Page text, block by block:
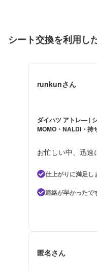
シート交換を利用し
runkunさん
ダイハツ アトレ― |
MOMO・NALDI・持
お忙しい中、迅速
仕上がりに満足し
連絡が早かったで
匿名さん